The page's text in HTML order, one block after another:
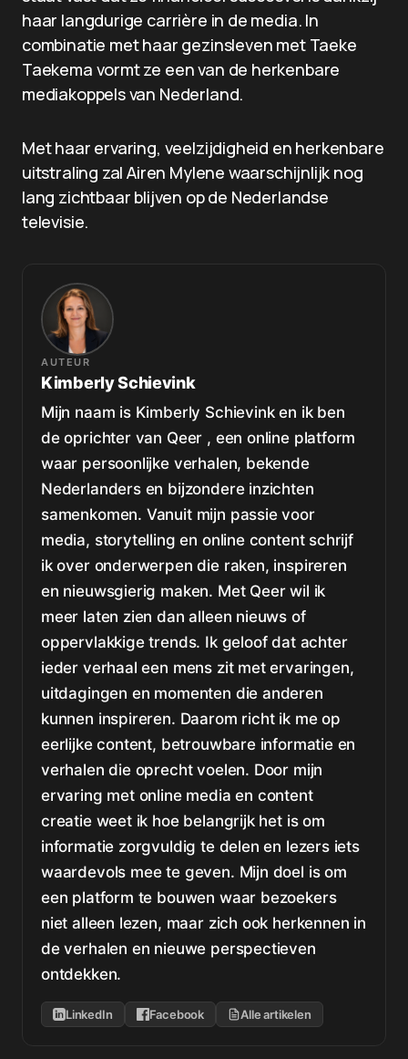
haar langdurige carrière in de media. In
combinatie met haar gezinsleven met Taeke
Taekema vormt ze een van de herkenbare
mediakoppels van Nederland.
Met haar ervaring, veelzijdigheid en herkenbare
uitstraling zal Airen Mylene waarschijnlijk nog
lang zichtbaar blijven op de Nederlandse
televisie.
AUTEUR
Kimberly Schievink
Mijn naam is Kimberly Schievink en ik ben
de oprichter van Qeer , een online platform
waar persoonlijke verhalen, bekende
Nederlanders en bijzondere inzichten
samenkomen. Vanuit mijn passie voor
media, storytelling en online content schrijf
ik over onderwerpen die raken, inspireren
en nieuwsgierig maken. Met Qeer wil ik
meer laten zien dan alleen nieuws of
oppervlakkige trends. Ik geloof dat achter
ieder verhaal een mens zit met ervaringen,
uitdagingen en momenten die anderen
kunnen inspireren. Daarom richt ik me op
eerlijke content, betrouwbare informatie en
verhalen die oprecht voelen. Door mijn
ervaring met online media en content
creatie weet ik hoe belangrijk het is om
informatie zorgvuldig te delen en lezers iets
waardevols mee te geven. Mijn doel is om
een platform te bouwen waar bezoekers
niet alleen lezen, maar zich ook herkennen in
de verhalen en nieuwe perspectieven
ontdekken.
LinkedIn Facebook Alle artikelen